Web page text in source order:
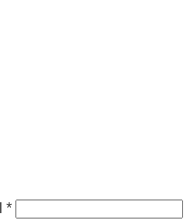
*